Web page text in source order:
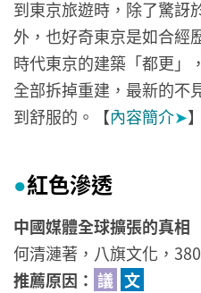
到東京旅遊時，除了驚訝
外，也好奇東京是如合經
時代東京的建築「都更」
全部拆掉重建，最新的不
到舒服的。【內容簡介➤】
●紅色滲透
中國媒體全球擴張的真相
何清漣著，八旗文化，
推薦原因： 議 文